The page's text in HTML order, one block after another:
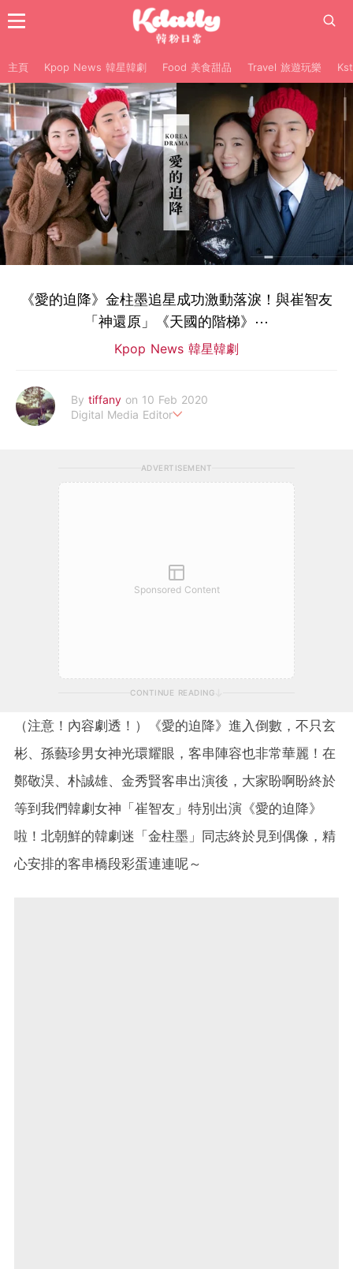
主頁 Kpop News 韓星韓劇 Food 美食甜品 Travel 旅遊玩樂
《愛的迫降》金柱墨追星成功激動落淚！與崔智友
「神還原」《天國的階梯》⋯
Kpop News 韓星韓劇
By tiffany on 10 Feb 2020
Digital Media Editor
ADVERTISEMENT
Sponsored Content
CONTINUE READING
（注意！內容劇透！）《愛的迫降》進入倒數，不只玄
彬、孫藝珍男女神光環耀眼，客串陣容也非常華麗！在
鄭敬淏、朴誠雄、金秀賢客串出演後，大家盼啊盼終於
等到我們韓劇女神「崔智友」特別出演《愛的迫降》
啦！北朝鮮的韓劇迷「金柱墨」同志終於見到偶像，精
心安排的客串橋段彩蛋連連呢～